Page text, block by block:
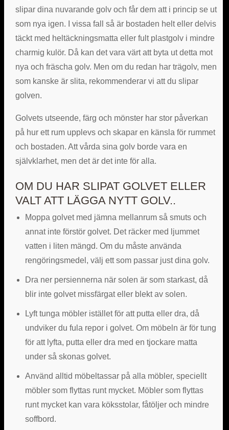
slipar dina nuvarande golv och får dem att i princip se ut
som nya igen. I vissa fall så är bostaden helt eller delvis
täckt med heltäckningsmatta eller fult plastgolv i mindre
charmig kulör. Då kan det vara värt att byta ut detta mot
nya och fräscha golv. Men om du redan har trägolv, men
som kanske är slita, rekommenderar vi att du slipar
golven.
Golvets utseende, färg och mönster har stor påverkan
på hur ett rum upplevs och skapar en känsla för rummet
och bostaden. Att vårda sina golv borde vara en
självklarhet, men det är det inte för alla.
OM DU HAR SLIPAT GOLVET ELLER
VALT ATT LÄGGA NYTT GOLV..
Moppa golvet med jämna mellanrum så smuts och
annat inte förstör golvet. Det räcker med ljummet
vatten i liten mängd. Om du måste använda
rengöringsmedel, välj ett som passar just dina golv.
Dra ner persiennerna när solen är som starkast, då
blir inte golvet missfärgat eller blekt av solen.
Lyft tunga möbler istället för att putta eller dra, då
undviker du fula repor i golvet. Om möbeln är för tung
för att lyfta, putta eller dra med en tjockare matta
under så skonas golvet.
Använd alltid möbeltassar på alla möbler, speciellt
möbler som flyttas runt mycket. Möbler som flyttas
runt mycket kan vara köksstolar, fåtöljer och mindre
soffbord.